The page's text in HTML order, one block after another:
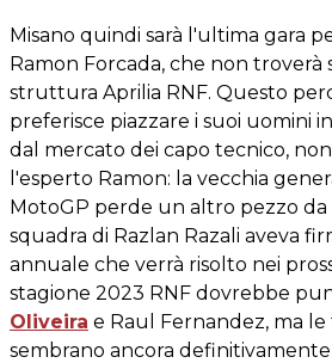
Misano quindi sarà l'ultima gara
Ramon Forcada, che non troverà
struttura Aprilia RNF. Questo
preferisce piazzare i suoi uomini
dal mercato dei capo tecnico,
l'esperto Ramon: la vecchia
MotoGP perde un altro pezzo da
squadra di Razlan Razali aveva
annuale che verrà risolto nei
stagione 2023 RNF dovrebbe
Oliveira e Raul Fernandez, ma
sembrano ancora definitivamente